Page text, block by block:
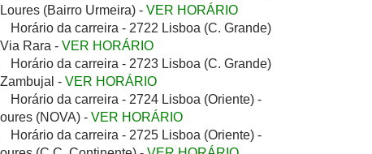
(Bairro Urmeira) - VER HORÁRIO
Horário da carreira - 2722 Lisboa (C. Grande)
Rara - VER HORÁRIO
Horário da carreira - 2723 Lisboa (C. Grande)
- VER HORÁRIO
Horário da carreira - 2724 Lisboa (Oriente) -
(NOVA) - VER HORÁRIO
Horário da carreira - 2725 Lisboa (Oriente) -